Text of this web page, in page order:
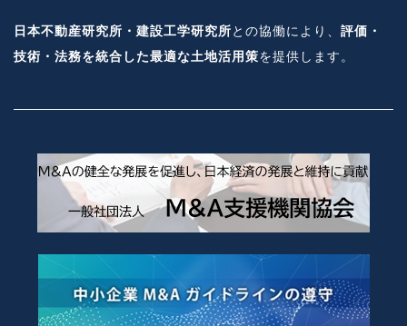
日本不動産研究所・建設工学研究所との協働により、 評価・
技術・法務を統合した最適な土地活用策を提供します。